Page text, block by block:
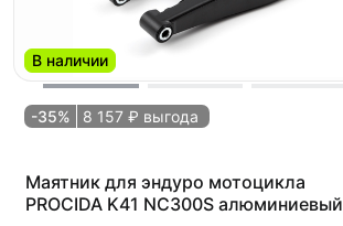
В наличии
-35% 8 157 ₽ выгода
Маятник для эндуро мотоцикла
PROCIDA K41 NC300S алюминиевый